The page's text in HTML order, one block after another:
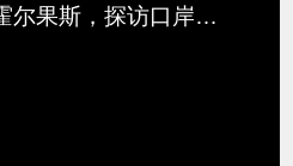
正在直播：走进霍尔果斯，探访口岸对外开放的巨大变化